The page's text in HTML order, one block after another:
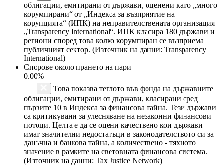
облигации, емитирани от държави, оценени като „много
корумпирани“ от „Индекса за възприятие на
корупцията“ (ИПК) на неправителствената организация
„Transparency International“. ИПК класира 180 държави и
региони според това колко корумпиран се възприема
публичният сектор. (Източник на данни: Transparency
International)
Спорове около прането на пари
0.00%
Това показва теглото във фонда на държавните
облигации, емитирани от държави, класирани сред
първите 10 в Индекса за финансова тайна. Тези държави
са критикувани за улесняване на незаконни финансови
потоци. Целта е да се оцени качествено кои държави
имат значителни недостатъци в законодателството си за
данъчна и банкова тайна, а количествено - тяхното
значение в рамките на световната финансова система.
(Източник на данни: Tax Justice Network)